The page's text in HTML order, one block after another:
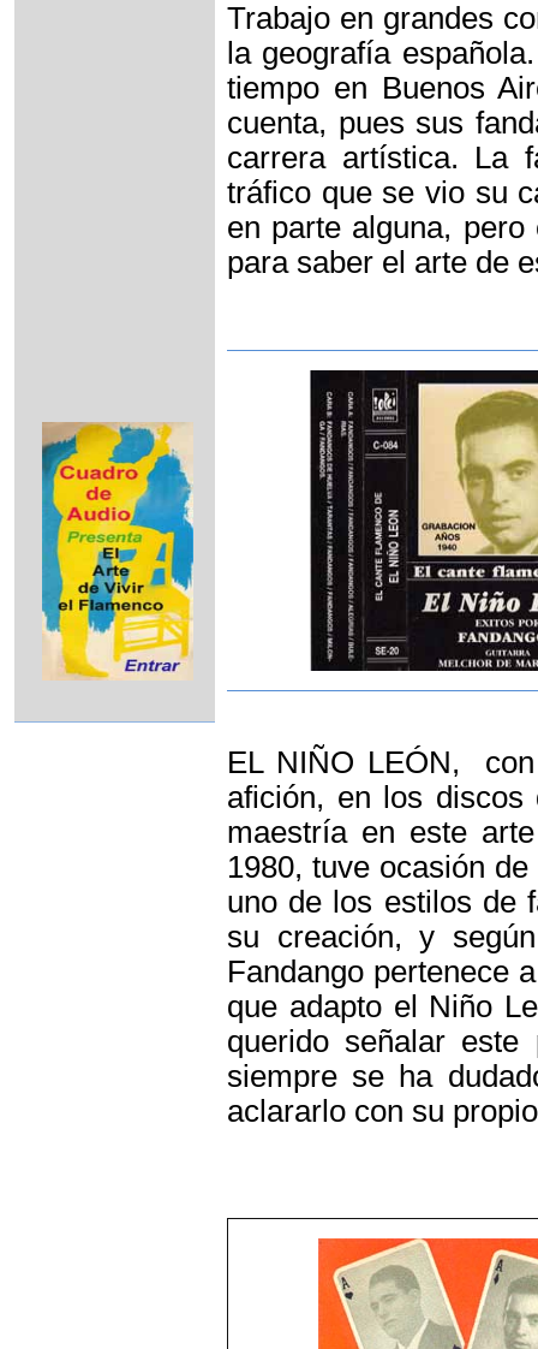
Trabajo en grandes
la geografía
tiempo en Buenos
cuenta, pues sus
carrera artística. La
tráfico que se vio su
en parte alguna,
para saber el arte de
EL NIÑO LEÓN,
afición, en los discos
maestría en este
1980, tuve ocasión
uno de los estilos de
su creación, y
Fandango pertenece
que adapto el Niño
querido señalar
siempre se ha
aclararlo con su